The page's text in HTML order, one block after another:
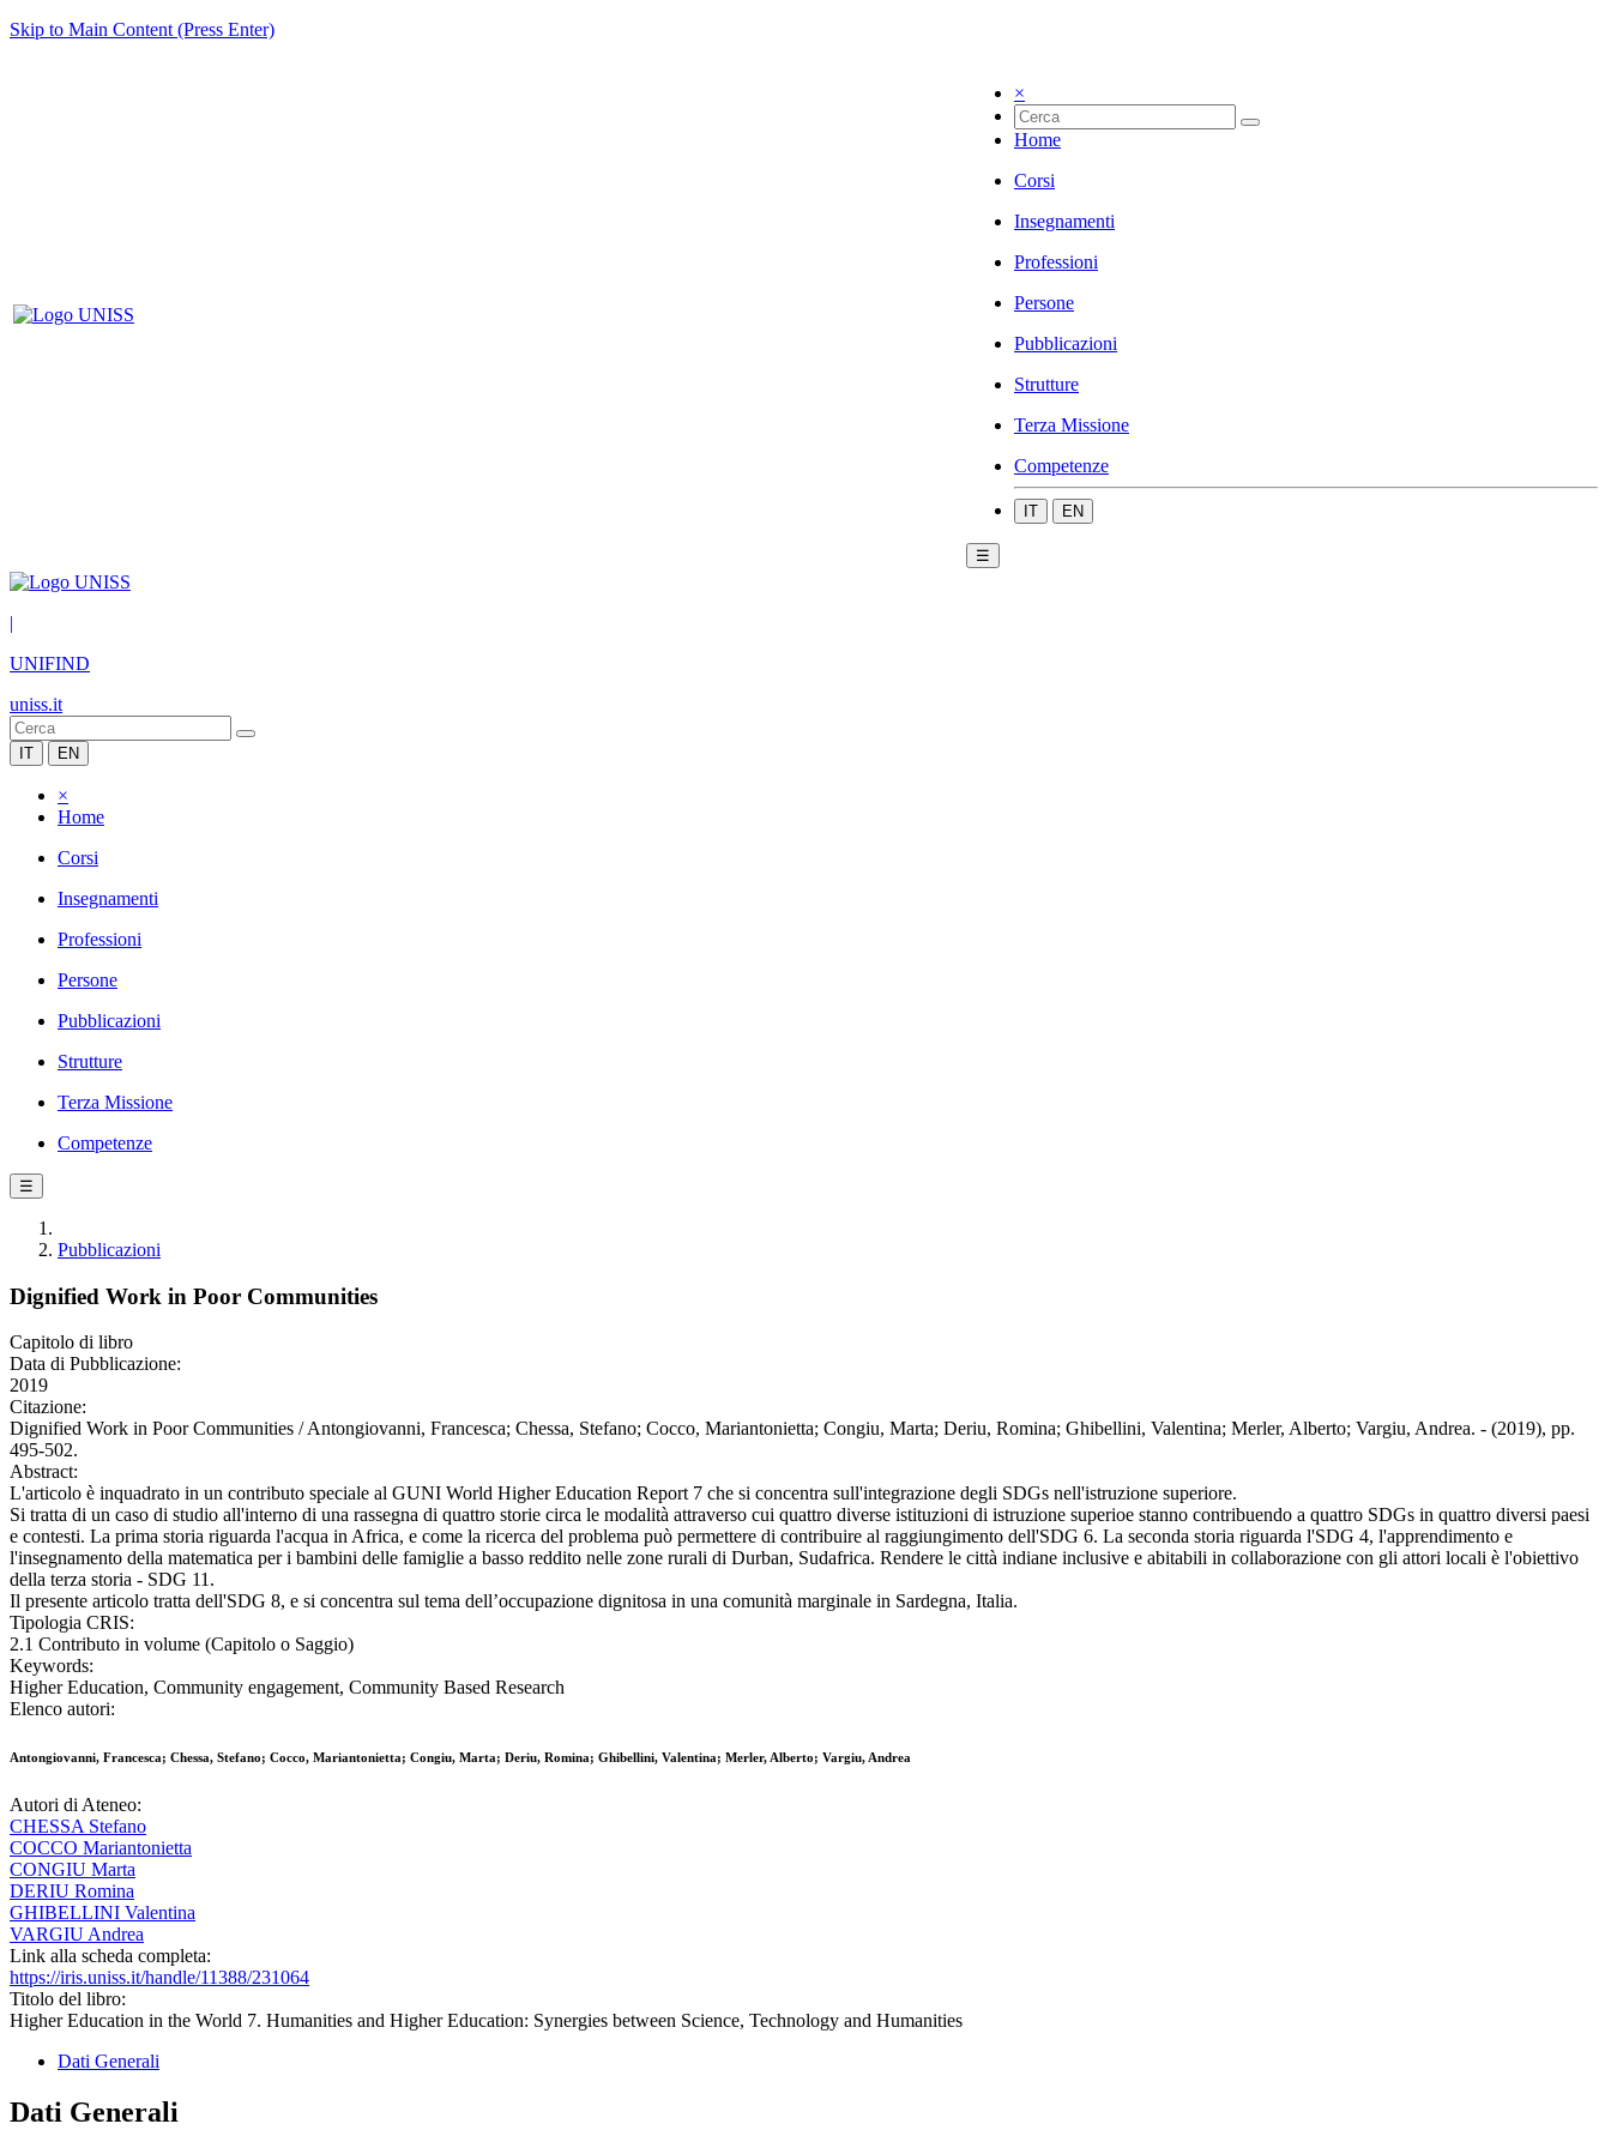
Skip to Main Content (Press Enter)
×
Home
Corsi
Insegnamenti
Professioni
Persone
Pubblicazioni
Strutture
Terza Missione
Competenze
IT EN
☰
|
UNIFIND
uniss.it
IT EN
×
Home
Corsi
Insegnamenti
Professioni
Persone
Pubblicazioni
Strutture
Terza Missione
Competenze
☰
Pubblicazioni
Dignified Work in Poor Communities
Capitolo di libro
Data di Pubblicazione:
2019
Citazione:
Dignified Work in Poor Communities / Antongiovanni, Francesca; Chessa, Stefano; Cocco, Mariantonietta; Congiu, Marta; Deriu, Romina; Ghibellini, Valentina; Merler, Alberto; Vargiu, Andrea. - (2019), pp.
495-502.
Abstract:
L'articolo è inquadrato in un contributo speciale al GUNI World Higher Education Report 7 che si concentra sull'integrazione degli SDGs nell'istruzione superiore.
Si tratta di un caso di studio all'interno di una rassegna di quattro storie circa le modalità attraverso cui quattro diverse istituzioni di istruzione superioe stanno contribuendo a quattro SDGs in quattro diversi paesi
e contesti. La prima storia riguarda l'acqua in Africa, e come la ricerca del problema può permettere di contribuire al raggiungimento dell'SDG 6. La seconda storia riguarda l'SDG 4, l'apprendimento e
l'insegnamento della matematica per i bambini delle famiglie a basso reddito nelle zone rurali di Durban, Sudafrica. Rendere le città indiane inclusive e abitabili in collaborazione con gli attori locali è l'obiettivo
della terza storia - SDG 11.
Il presente articolo tratta dell'SDG 8, e si concentra sul tema dell’occupazione dignitosa in una comunità marginale in Sardegna, Italia.
Tipologia CRIS:
2.1 Contributo in volume (Capitolo o Saggio)
Keywords:
Higher Education, Community engagement, Community Based Research
Elenco autori:
Antongiovanni, Francesca; Chessa, Stefano; Cocco, Mariantonietta; Congiu, Marta; Deriu, Romina; Ghibellini, Valentina; Merler, Alberto; Vargiu, Andrea
Autori di Ateneo:
CHESSA Stefano
COCCO Mariantonietta
CONGIU Marta
DERIU Romina
GHIBELLINI Valentina
VARGIU Andrea
Link alla scheda completa:
https://iris.uniss.it/handle/11388/231064
Titolo del libro:
Higher Education in the World 7. Humanities and Higher Education: Synergies between Science, Technology and Humanities
Dati Generali
Dati Generali